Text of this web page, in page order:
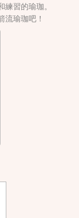
習的瑜珈。
流瑜珈吧！